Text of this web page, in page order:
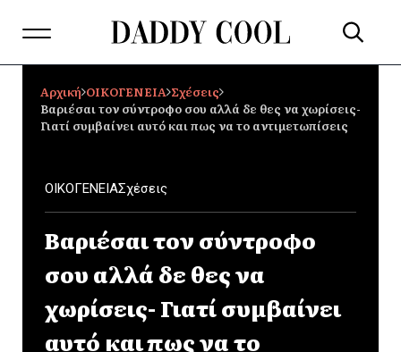
Αρχική ΟΙΚΟΓΕΝΕΙΑ Σχέσεις
Βαριέσαι τον σύντροφο σου αλλά δε θες να χωρίσεις-
Γιατί συμβαίνει αυτό και πως να το αντιμετωπίσεις
ΟΙΚΟΓΕΝΕΙΑΣχέσεις
Βαριέσαι τον σύντροφο
σου αλλά δε θες να
χωρίσεις- Γιατί συμβαίνει
αυτό και πως να το